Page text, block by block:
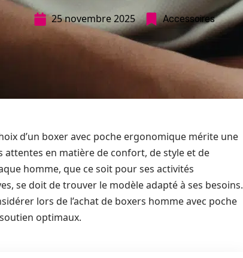
25 novembre 2025 Accessoires
d’un boxer avec poche ergonomique mérite une
en matière de confort, de style et de
homme, que ce soit pour ses activités
se doit de trouver le modèle adapté à ses besoins.
lors de l’achat de boxers homme avec poche
optimaux.